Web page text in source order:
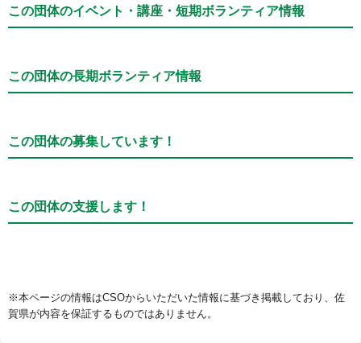
この団体のイベント・講座・短期ボランティア情報
この団体の長期ボランティア情報
この団体の募集しています！
この団体の支援します！
※本ページの情報はCSOからいただいた情報に基づき掲載しており、佐
賀県が内容を保証するものではありません。